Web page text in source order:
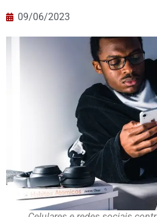
09/06/2023